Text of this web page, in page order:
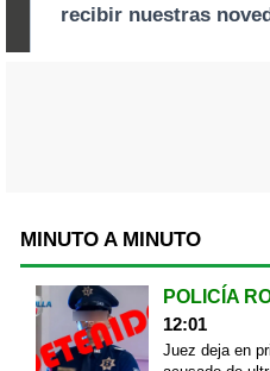
MINUTO A MINUTO
POLICÍA
12:01
Juez deja en